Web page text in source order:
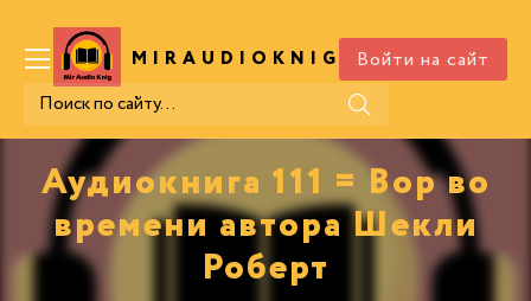
MIRAUDIOKNIG .COM
Войти на сайт
Аудиокнига 111 = Вор во
времени автора Шекли
Роберт